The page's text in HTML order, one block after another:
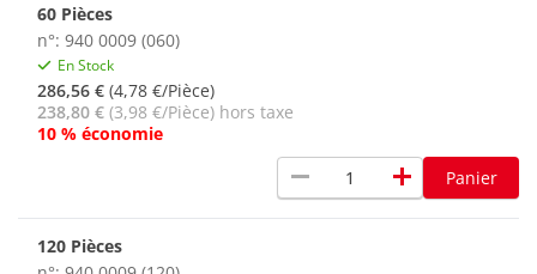
60 Pièces
n°: 940 0009 (060)
En Stock
286,56 € (4,78 €/Pièce)
238,80 € (3,98 €/Pièce) hors taxe
10 % économie
remove add Panier
120 Pièces